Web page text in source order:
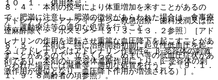
１０．１． 併用禁忌：
アドレナリン＜アナフィラキシー救急治療・歯科浸潤又は伝
達麻酔除く＞＜ボスミン＞〔２．３、１３．２参照〕［アド
レナリンの作用を逆転させ重篤な血圧降下を起こすことがあ
る（アドレナリンはアドレナリン作動性α、β−受容体の刺激
剤であり、本剤のα−受容体遮断作用により、β−受容体の刺
激作用が優位となり、血圧降下作用が増強される）］。
８．４． 本剤の投与により体重増加を来すことがあるの
で、肥満に注意し、肥満の徴候があらわれた場合は、食事療
法、運動療法等の適切な処置を行うこと。
８．５． 本剤は、特に治療開始初期に起立性低血圧を起こ
すことがあるので、立ちくらみ、めまい等の低血圧症状があ
らわれた場合には減量等、適切な処置を行うこと〔９．１．
１、９．８高齢者の項参照〕。